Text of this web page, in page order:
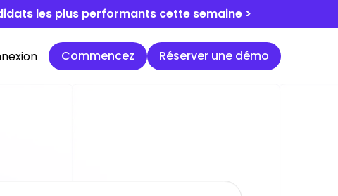
les plus performants cette semaine >
Commencez
Commencez Réserver une démo
Réserver une démo